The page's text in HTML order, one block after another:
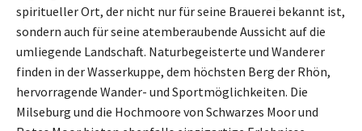
spiritueller Ort, der nicht nur für seine Brauerei bekannt ist,
sondern auch für seine atemberaubende Aussicht auf die
umliegende Landschaft. Naturbegeisterte und Wanderer
finden in der Wasserkuppe, dem höchsten Berg der Rhön,
hervorragende Wander- und Sportmöglichkeiten. Die
Milseburg und die Hochmoore von Schwarzes Moor und